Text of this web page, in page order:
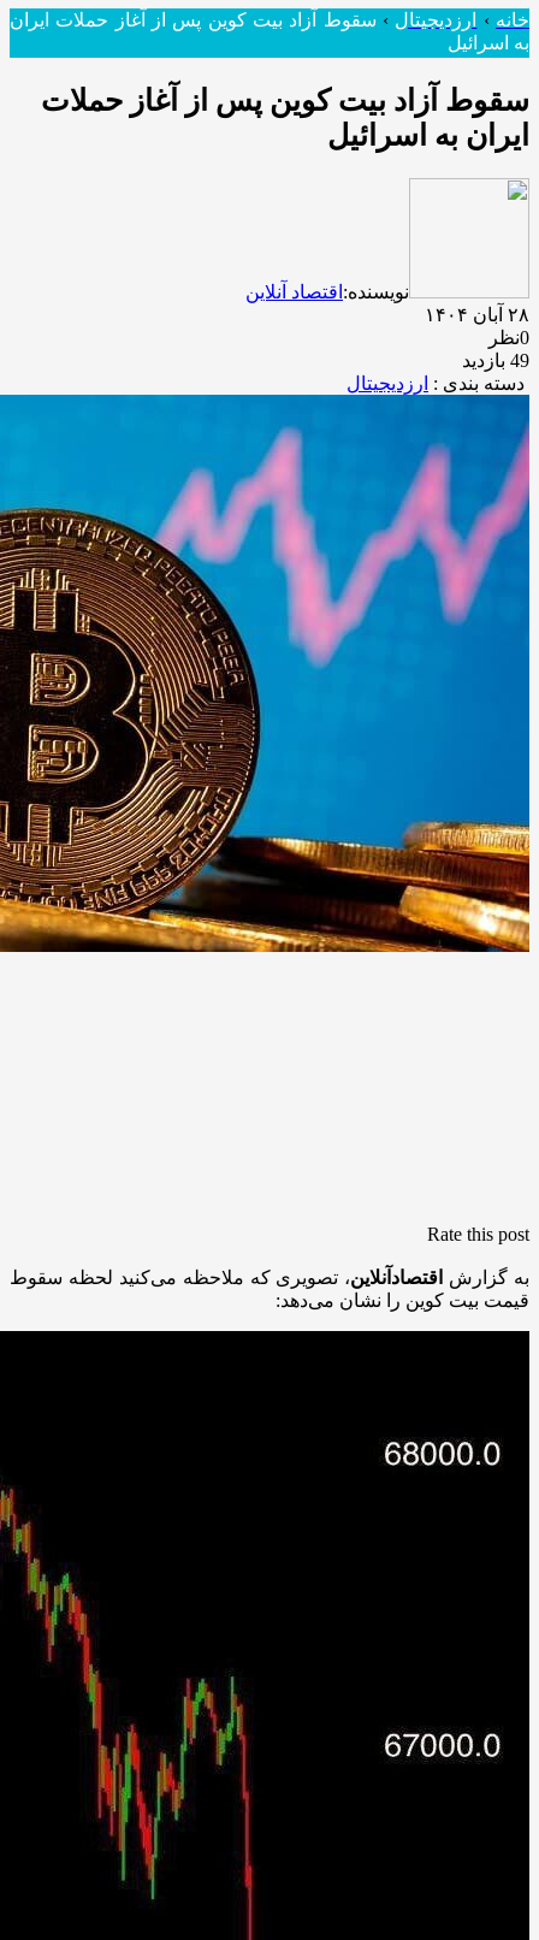
خانه › ارزدیجیتال › سقوط آزاد بیت‌ کوین پس از آغاز حملات ایران
به اسرائیل
سقوط آزاد بیت‌ کوین پس از آغاز حملات
ایران به اسرائیل
نویسنده: اقتصاد آنلاین
۲۸ آبان ۱۴۰۴
0نظر
49 بازدید
دسته بندی : ارزدیجیتال
Rate this post
به گزارش اقتصادآنلاین، تصویری که ملاحظه می‌کنید لحظه سقوط
قیمت بیت کوین را نشان می‌دهد: